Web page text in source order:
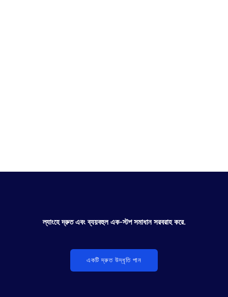
ল্যাংহে দ্রুত এবং ব্যয়বহুল এক-স্টপ সমাধান সরবরাহ করে.
একটি দ্রুত উদ্ধৃতি পান